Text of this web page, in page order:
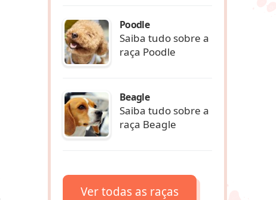
Poodle
Saiba tudo sobre a
raça Poodle
Beagle
Saiba tudo sobre a
raça Beagle
Ver todas as raças